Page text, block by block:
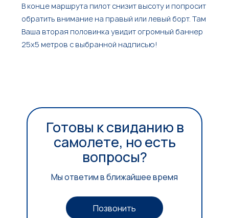
В конце маршрута пилот снизит высоту и попросит
обратить внимание на правый или левый борт. Там
Ваша вторая половинка увидит огромный баннер
25х5 метров с выбранной надписью!
Готовы к свиданию в
самолете, но есть
вопросы?
Мы ответим в ближайшее время
Позвонить